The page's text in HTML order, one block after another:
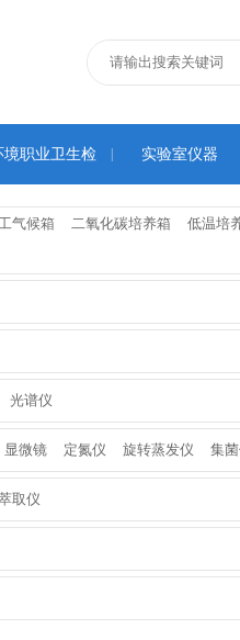
境职业卫生检
测仪
实验室仪器
气候箱 二氧化碳培养箱 低温培
光谱仪
显微镜 定氮仪 旋转蒸发仪 集
取仪